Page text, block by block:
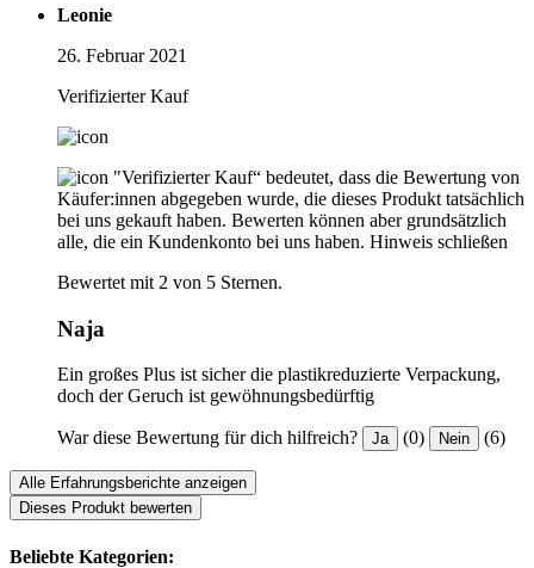
Leonie
26. Februar 2021
Verifizierter Kauf
"Verifizierter Kauf“ bedeutet, dass die Bewertung von
Käufer:innen abgegeben wurde, die dieses Produkt tatsächlich
bei uns gekauft haben. Bewerten können aber grundsätzlich
alle, die ein Kundenkonto bei uns haben. Hinweis schließen
Bewertet mit 2 von 5 Sternen.
Naja
Ein großes Plus ist sicher die plastikreduzierte Verpackung,
doch der Geruch ist gewöhnungsbedürftig
War diese Bewertung für dich hilfreich? Ja (0) Nein (6)
Alle Erfahrungsberichte anzeigen
Dieses Produkt bewerten
Beliebte Kategorien: